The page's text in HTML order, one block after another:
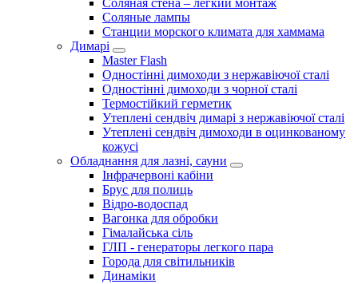
Соляные лампы
Станции морского климата для хаммама
Димарі
Master Flash
Одностінні димоходи з нержавіючої сталі
Одностінні димоходи з чорної сталі
Термостійкий герметик
Утеплені сендвіч димарі з нержавіючої сталі
Утеплені сендвіч димоходи в оцинкованому
кожусі
Обладнання для лазні, сауни
Інфрачервоні кабіни
Брус для полиць
Відро-водоспад
Вагонка для обробки
Гімалайська сіль
ГЛП - генераторы легкого пара
Города для світильників
Динаміки